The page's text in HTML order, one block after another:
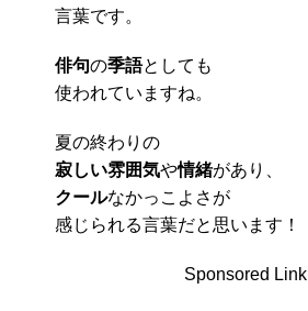
言葉です。
俳句の季語としても
使われていますね。
夏の終わりの
寂しい雰囲気や情緒があり、
クールなかっこよさが
感じられる言葉だと思います！
Sponsored Link